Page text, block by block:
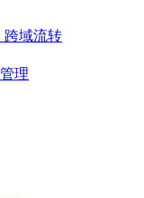
跨域流转
理